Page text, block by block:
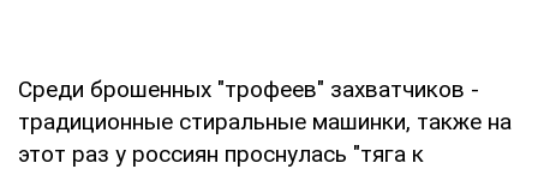
Среди брошенных "трофеев" захватчиков -
традиционные стиральные машинки, также на
этот раз у россиян проснулась "тяга к